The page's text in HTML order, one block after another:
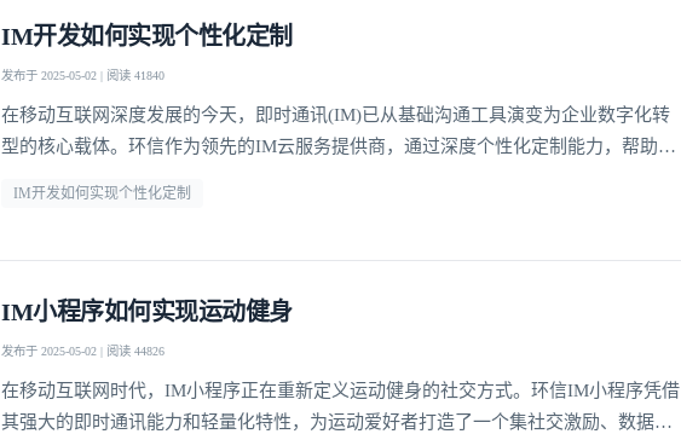
IM开发如何实现个性化定制
发布于 2025-05-02 | 阅读 41840
在移动互联网深度发展的今天，即时通讯(IM)已从基础沟通工具演变为企业数字化转
型的核心载体。环信作为领先的IM云服务提供商，通过深度个性化定制能力，帮助不
IM开发如何实现个性化定制
IM小程序如何实现运动健身
发布于 2025-05-02 | 阅读 44826
在移动互联网时代，IM小程序正在重新定义运动健身的社交方式。环信IM小程序凭借
其强大的即时通讯能力和轻量化特性，为运动爱好者打造了一个集社交激励、数据共